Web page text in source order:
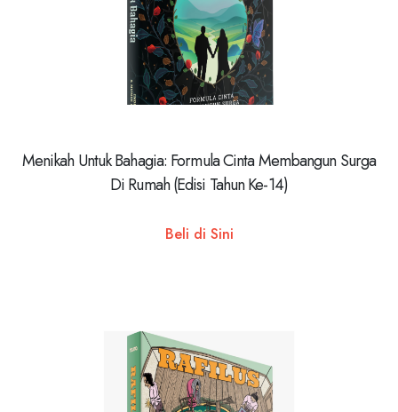
Menikah Untuk Bahagia: Formula Cinta Membangun Surga
Di Rumah (Edisi Tahun Ke-14)
Beli di Sini